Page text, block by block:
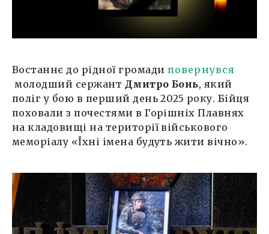
Востаннє до рідної громади повернувся
молодший сержант Дмитро Бонь, який
поліг у бою в перший день 2025 року. Бійця
поховали з почестями в Горішніх Плавнях
на кладовищі на території військового
меморіалу «Їхні імена будуть жити вічно».